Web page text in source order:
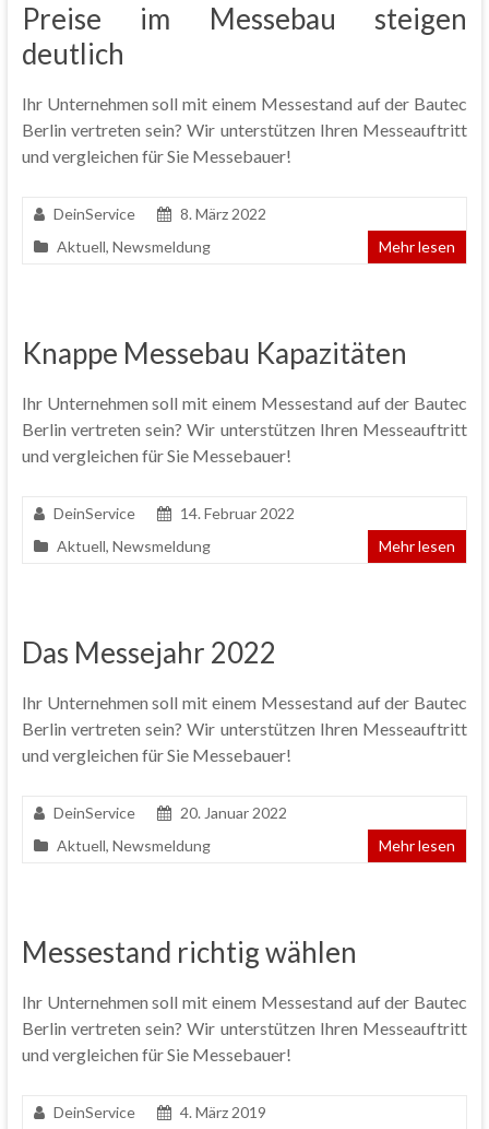
Preise im Messebau steigen
deutlich
Ihr Unternehmen soll mit einem Messestand auf der Bautec
Berlin vertreten sein? Wir unterstützen Ihren Messeauftritt
und vergleichen für Sie Messebauer!
DeinService
8. März 2022
Aktuell, Newsmeldung Mehr lesen
Knappe Messebau Kapazitäten
Ihr Unternehmen soll mit einem Messestand auf der Bautec
Berlin vertreten sein? Wir unterstützen Ihren Messeauftritt
und vergleichen für Sie Messebauer!
DeinService
14. Februar 2022
Aktuell, Newsmeldung Mehr lesen
Das Messejahr 2022
Ihr Unternehmen soll mit einem Messestand auf der Bautec
Berlin vertreten sein? Wir unterstützen Ihren Messeauftritt
und vergleichen für Sie Messebauer!
DeinService
20. Januar 2022
Aktuell, Newsmeldung Mehr lesen
Messestand richtig wählen
Ihr Unternehmen soll mit einem Messestand auf der Bautec
Berlin vertreten sein? Wir unterstützen Ihren Messeauftritt
und vergleichen für Sie Messebauer!
DeinService 4. März 2019